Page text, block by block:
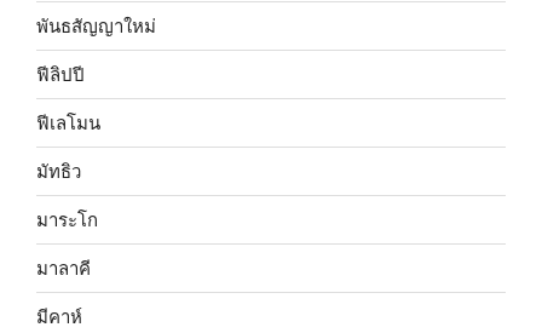
พันธสัญญาใหม่
ฟีลิปปี
ฟีเลโมน
มัทธิว
มาระโก
มาลาคี
มีคาห์